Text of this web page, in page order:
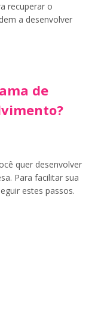
recuperar o
a desenvolver
de
quer desenvolver
Para facilitar sua
estes passos.